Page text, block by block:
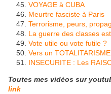
VOYAGE à CUBA
Meurtre fasciste à Paris
Terrorisme, peurs,
La guerre des classes
Vote utile ou vote futile ?
Vers un
INSECURITE : Les
Toutes mes vidéos sur
link